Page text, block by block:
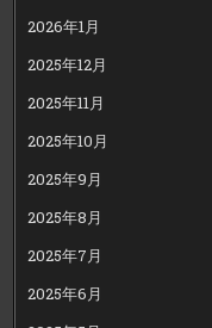
2026年1月
2025年12月
2025年11月
2025年10月
2025年9月
2025年8月
2025年7月
2025年6月